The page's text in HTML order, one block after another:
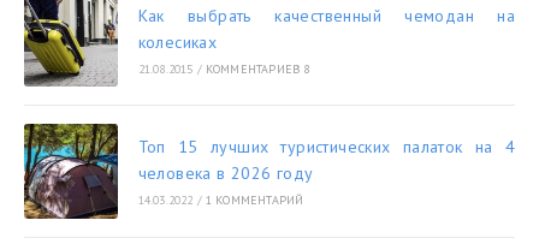
Как выбрать качественный чемодан на
колесиках
21.08.2015 / КОММЕНТАРИЕВ 8
Топ 15 лучших туристических палаток на 4
человека в 2026 году
14.03.2022 / 1 КОММЕНТАРИЙ